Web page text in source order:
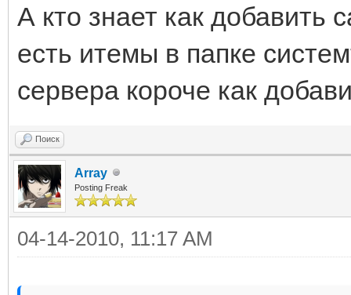
А кто знает как добавить
есть итемы в папке
сервера короче как
Поиск
Array
Posting Freak
04-14-2010, 11:17 AM